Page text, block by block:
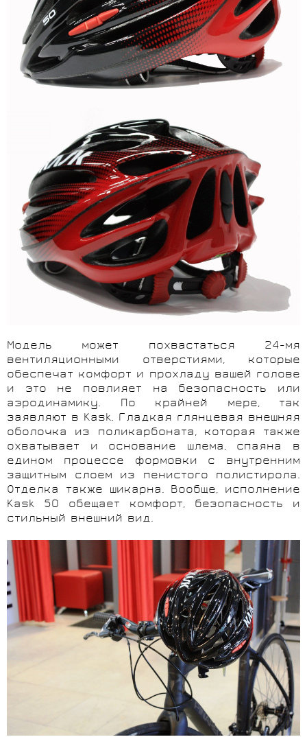
Модель может похвастаться 24-мя
вентиляционными отверстиями, которые
обеспечат комфорт и прохладу вашей голове
и это не повлияет на безопасность или
аэродинамику. По крайней мере, так
заявляют в Kask. Гладкая глянцевая внешняя
оболочка из поликарбоната, которая также
охватывает и основание шлема, спаяна в
едином процессе формовки с внутренним
защитным слоем из пенистого полистирола.
Отделка также шикарна. Вообще, исполнение
Kask 50 обещает комфорт, безопасность и
стильный внешний вид.